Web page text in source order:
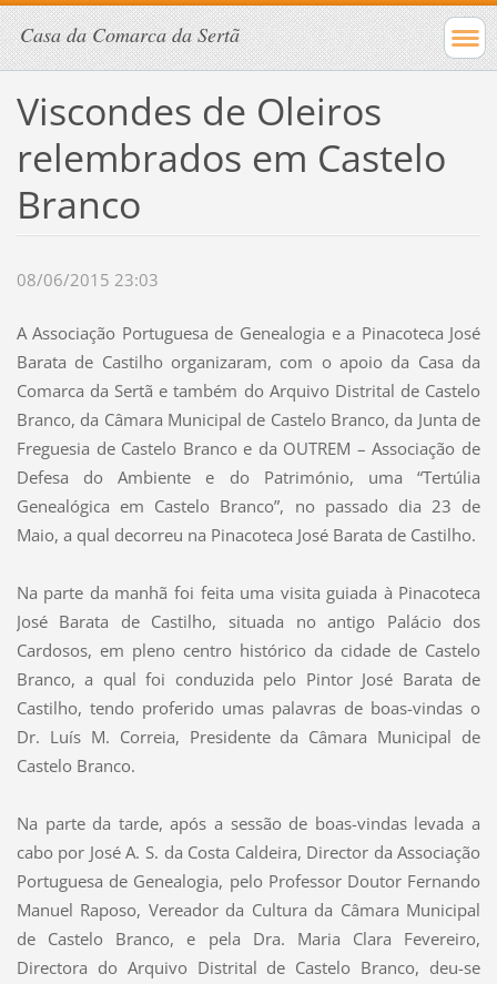
Casa da Comarca da Sertã
Viscondes de Oleiros
relembrados em Castelo
Branco
08/06/2015 23:03
A Associação Portuguesa de Genealogia e a Pinacoteca José
Barata de Castilho organizaram, com o apoio da Casa da
Comarca da Sertã e também do Arquivo Distrital de Castelo
Branco, da Câmara Municipal de Castelo Branco, da Junta de
Freguesia de Castelo Branco e da OUTREM – Associação de
Defesa do Ambiente e do Património, uma “Tertúlia
Genealógica em Castelo Branco”, no passado dia 23 de
Maio, a qual decorreu na Pinacoteca José Barata de Castilho.
Na parte da manhã foi feita uma visita guiada à Pinacoteca
José Barata de Castilho, situada no antigo Palácio dos
Cardosos, em pleno centro histórico da cidade de Castelo
Branco, a qual foi conduzida pelo Pintor José Barata de
Castilho, tendo proferido umas palavras de boas-vindas o
Dr. Luís M. Correia, Presidente da Câmara Municipal de
Castelo Branco.
Na parte da tarde, após a sessão de boas-vindas levada a
cabo por José A. S. da Costa Caldeira, Director da Associação
Portuguesa de Genealogia, pelo Professor Doutor Fernando
Manuel Raposo, Vereador da Cultura da Câmara Municipal
de Castelo Branco, e pela Dra. Maria Clara Fevereiro,
Directora do Arquivo Distrital de Castelo Branco, deu-se